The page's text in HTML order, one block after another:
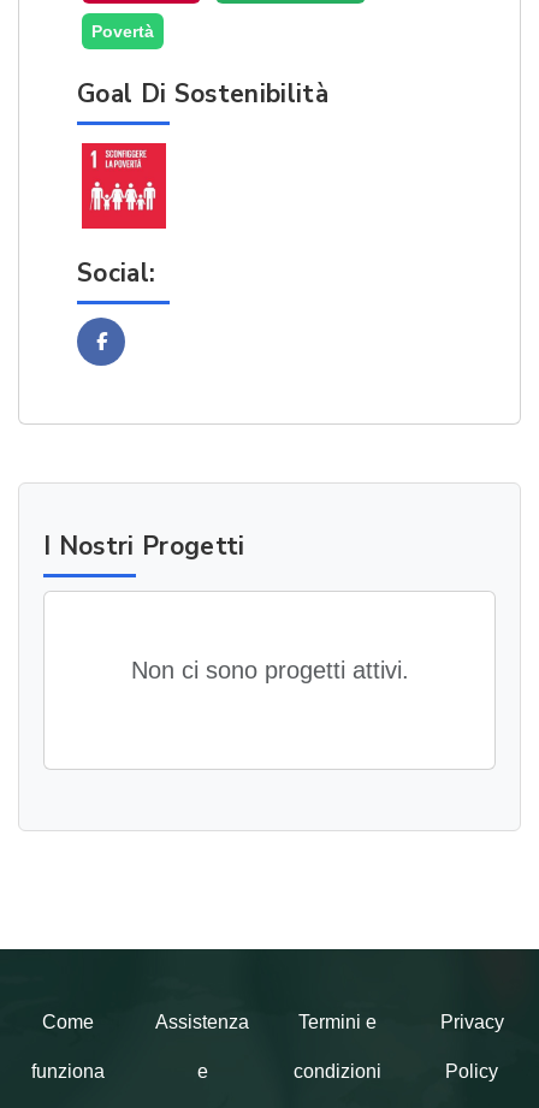
Povertà
Goal Di Sostenibilità
Social:
Facebook
I Nostri Progetti
Non ci sono progetti attivi.
Come
funziona
Assistenza
e
Termini e
condizioni
Privacy
Policy